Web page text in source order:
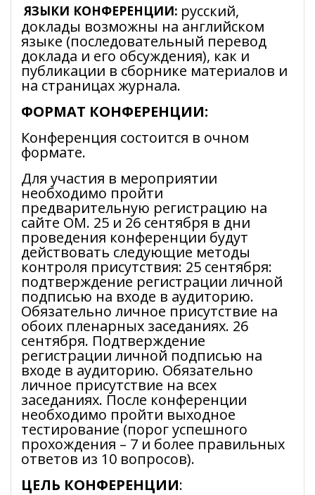
ЯЗЫКИ КОНФЕРЕНЦИИ: русский,
доклады возможны на английском
языке (последовательный перевод
доклада и его обсуждения), как и
публикации в сборнике материалов и
на страницах журнала.
ФОРМАТ КОНФЕРЕНЦИИ:
Конференция состоится в очном
формате.
Для участия в мероприятии
необходимо пройти
предварительную регистрацию на
сайте ОМ. 25 и 26 сентября в дни
проведения конференции будут
действовать следующие методы
контроля присутствия: 25 сентября:
подтверждение регистрации личной
подписью на входе в аудиторию.
Обязательно личное присутствие на
обоих пленарных заседаниях. 26
сентября. Подтверждение
регистрации личной подписью на
входе в аудиторию. Обязательно
личное присутствие на всех
заседаниях. После конференции
необходимо пройти выходное
тестирование (порог успешного
прохождения – 7 и более правильных
ответов из 10 вопросов).
ЦЕЛЬ КОНФЕРЕНЦИИ: